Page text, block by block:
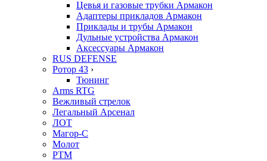
Цевья и газовые трубки Армакон
Адаптеры прикладов Армакон
Приклады и трубы Армакон
Дульные устройства Армакон
Аксессуары Армакон
RUS DEFENSE
Ротор 43 ›
Тюнинг
Arms RTG
Вежливый стрелок
Легальный Арсенал
ЛОТ
Магор-С
Молот
РТМ